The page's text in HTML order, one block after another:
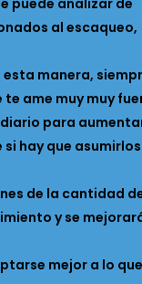
puede analizar de
al escaqueo,
manera,
ame muy muy
para
hay que asumirlos
de la cantidad
y se
mejor a lo que